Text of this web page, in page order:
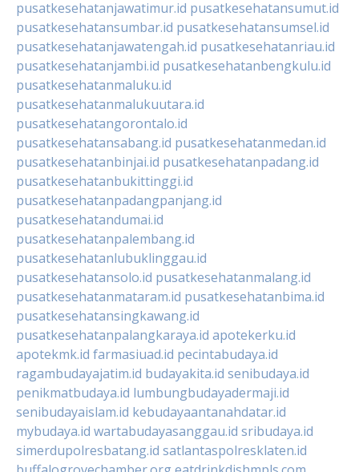
pusatkesehatanjawatimur.id pusatkesehatansumut.id
pusatkesehatansumbar.id pusatkesehatansumsel.id
pusatkesehatanjawatengah.id pusatkesehatanriau.id
pusatkesehatanjambi.id pusatkesehatanbengkulu.id
pusatkesehatanmaluku.id
pusatkesehatanmalukuutara.id
pusatkesehatangorontalo.id
pusatkesehatansabang.id pusatkesehatanmedan.id
pusatkesehatanbinjai.id pusatkesehatanpadang.id
pusatkesehatanbukittinggi.id
pusatkesehatanpadangpanjang.id
pusatkesehatandumai.id
pusatkesehatanpalembang.id
pusatkesehatanlubuklinggau.id
pusatkesehatansolo.id pusatkesehatanmalang.id
pusatkesehatanmataram.id pusatkesehatanbima.id
pusatkesehatansingkawang.id
pusatkesehatanpalangkaraya.id apotekerku.id
apotekmk.id farmasiuad.id pecintabudaya.id
ragambudayajatim.id budayakita.id senibudaya.id
penikmatbudaya.id lumbungbudayadermaji.id
senibudayaislam.id kebudayaantanahdatar.id
mybudaya.id wartabudayasanggau.id sribudaya.id
simerdupolresbatang.id satlantaspolresklaten.id